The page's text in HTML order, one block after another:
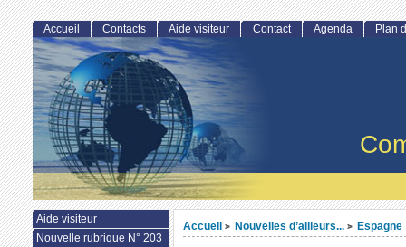
Accueil > Nouvelles d’ailleurs... > Espagne
Accueil Contacts Aide visiteur Contact Agenda Plan
Aide visiteur
Nouvelle rubrique N° 203